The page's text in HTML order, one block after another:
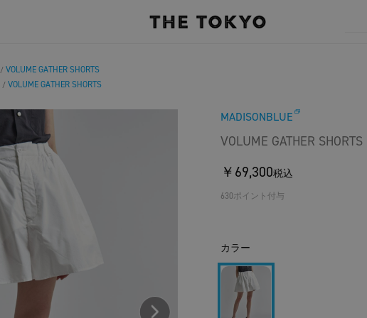
/ VOLUME GATHER SHORTS
/ VOLUME GATHER SHORTS
MADISONBLUE
VOLUME GATHER SHORTS
￥69,300税込
630ポイント付与
カラー